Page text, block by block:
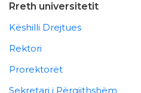
Rreth universitetit
Këshilli Drejtues
Rektori
Prorektorët
Sekretari i Përgjithshëm